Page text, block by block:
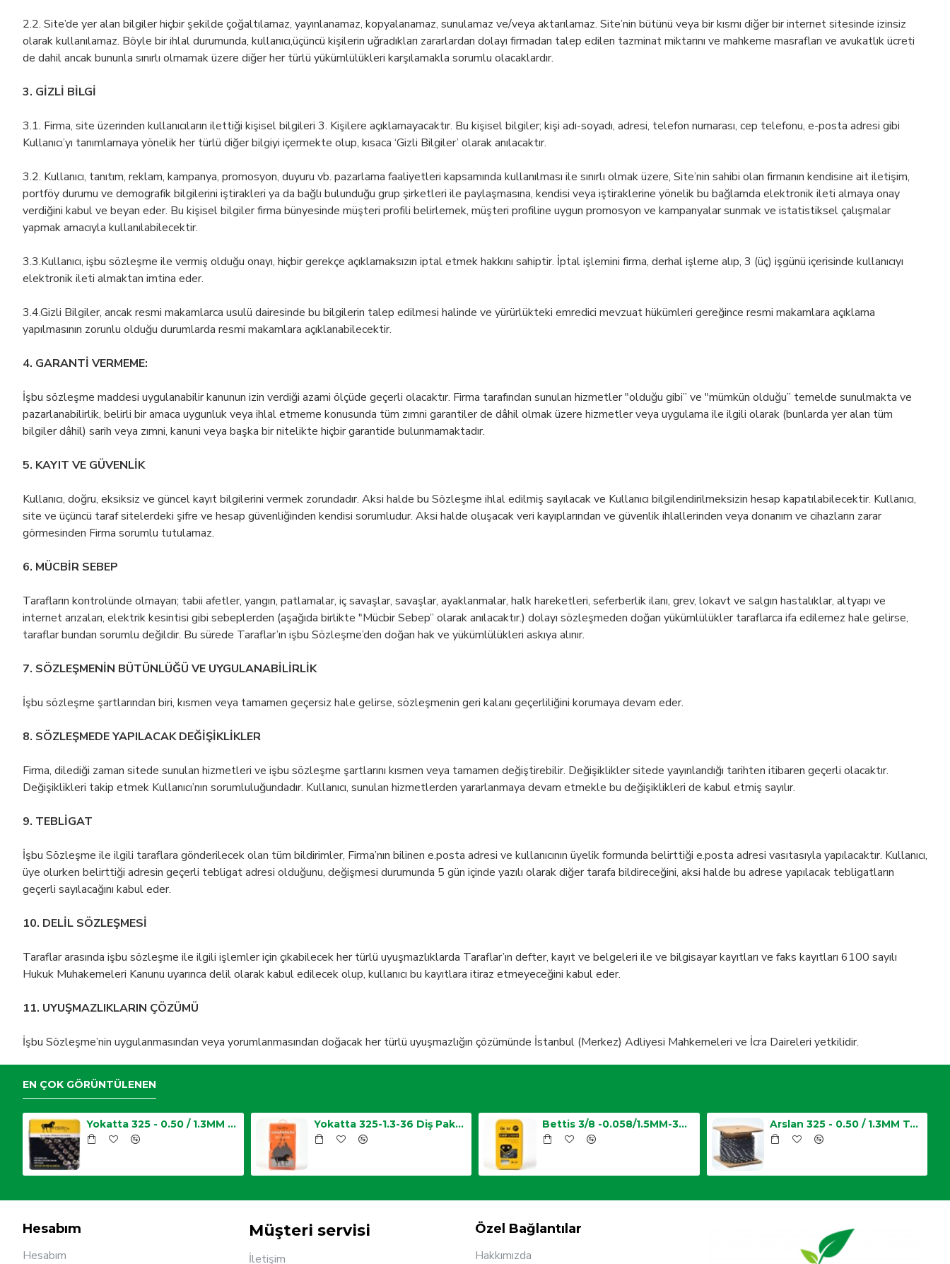
2.2. Site’de yer alan bilgiler hiçbir şekilde çoğaltılamaz, yayınlanamaz, kopyalanamaz, sunulamaz ve/veya aktarılamaz. Site’nin bütünü veya bir kısmı diğer bir internet sitesinde izinsiz
olarak kullanılamaz. Böyle bir ihlal durumunda, kullanıcı,üçüncü kişilerin uğradıkları zararlardan dolayı firmadan talep edilen tazminat miktarını ve mahkeme masrafları ve avukatlık ücreti
de dahil ancak bununla sınırlı olmamak üzere diğer her türlü yükümlülükleri karşılamakla sorumlu olacaklardır.
3. GİZLİ BİLGİ
3.1. Firma, site üzerinden kullanıcıların ilettiği kişisel bilgileri 3. Kişilere açıklamayacaktır. Bu kişisel bilgiler; kişi adı-soyadı, adresi, telefon numarası, cep telefonu, e-posta adresi gibi
Kullanıcı’yı tanımlamaya yönelik her türlü diğer bilgiyi içermekte olup, kısaca ‘Gizli Bilgiler’ olarak anılacaktır.
3.2. Kullanıcı, tanıtım, reklam, kampanya, promosyon, duyuru vb. pazarlama faaliyetleri kapsamında kullanılması ile sınırlı olmak üzere, Site’nin sahibi olan firmanın kendisine ait iletişim,
portföy durumu ve demografik bilgilerini iştirakleri ya da bağlı bulunduğu grup şirketleri ile paylaşmasına, kendisi veya iştiraklerine yönelik bu bağlamda elektronik ileti almaya onay
verdiğini kabul ve beyan eder. Bu kişisel bilgiler firma bünyesinde müşteri profili belirlemek, müşteri profiline uygun promosyon ve kampanyalar sunmak ve istatistiksel çalışmalar
yapmak amacıyla kullanılabilecektir.
3.3.Kullanıcı, işbu sözleşme ile vermiş olduğu onayı, hiçbir gerekçe açıklamaksızın iptal etmek hakkını sahiptir. İptal işlemini firma, derhal işleme alıp, 3 (üç) işgünü içerisinde kullanıcıyı
elektronik ileti almaktan imtina eder.
3.4.Gizli Bilgiler, ancak resmi makamlarca usulü dairesinde bu bilgilerin talep edilmesi halinde ve yürürlükteki emredici mevzuat hükümleri gereğince resmi makamlara açıklama
yapılmasının zorunlu olduğu durumlarda resmi makamlara açıklanabilecektir.
4. GARANTİ VERMEME:
İşbu sözleşme maddesi uygulanabilir kanunun izin verdiği azami ölçüde geçerli olacaktır. Firma tarafından sunulan hizmetler "olduğu gibi” ve "mümkün olduğu” temelde sunulmakta ve
pazarlanabilirlik, belirli bir amaca uygunluk veya ihlal etmeme konusunda tüm zımni garantiler de dâhil olmak üzere hizmetler veya uygulama ile ilgili olarak (bunlarda yer alan tüm
bilgiler dâhil) sarih veya zımni, kanuni veya başka bir nitelikte hiçbir garantide bulunmamaktadır.
5. KAYIT VE GÜVENLİK
Kullanıcı, doğru, eksiksiz ve güncel kayıt bilgilerini vermek zorundadır. Aksi halde bu Sözleşme ihlal edilmiş sayılacak ve Kullanıcı bilgilendirilmeksizin hesap kapatılabilecektir. Kullanıcı,
site ve üçüncü taraf sitelerdeki şifre ve hesap güvenliğinden kendisi sorumludur. Aksi halde oluşacak veri kayıplarından ve güvenlik ihlallerinden veya donanım ve cihazların zarar
görmesinden Firma sorumlu tutulamaz.
6. MÜCBİR SEBEP
Tarafların kontrolünde olmayan; tabii afetler, yangın, patlamalar, iç savaşlar, savaşlar, ayaklanmalar, halk hareketleri, seferberlik ilanı, grev, lokavt ve salgın hastalıklar, altyapı ve
internet arızaları, elektrik kesintisi gibi sebeplerden (aşağıda birlikte "Mücbir Sebep” olarak anılacaktır.) dolayı sözleşmeden doğan yükümlülükler taraflarca ifa edilemez hale gelirse,
taraflar bundan sorumlu değildir. Bu sürede Taraflar’ın işbu Sözleşme’den doğan hak ve yükümlülükleri askıya alınır.
7. SÖZLEŞMENİN BÜTÜNLÜĞÜ VE UYGULANABİLİRLİK
İşbu sözleşme şartlarından biri, kısmen veya tamamen geçersiz hale gelirse, sözleşmenin geri kalanı geçerliliğini korumaya devam eder.
8. SÖZLEŞMEDE YAPILACAK DEĞİŞİKLİKLER
Firma, dilediği zaman sitede sunulan hizmetleri ve işbu sözleşme şartlarını kısmen veya tamamen değiştirebilir. Değişiklikler sitede yayınlandığı tarihten itibaren geçerli olacaktır.
Değişiklikleri takip etmek Kullanıcı’nın sorumluluğundadır. Kullanıcı, sunulan hizmetlerden yararlanmaya devam etmekle bu değişiklikleri de kabul etmiş sayılır.
9. TEBLİGAT
İşbu Sözleşme ile ilgili taraflara gönderilecek olan tüm bildirimler, Firma’nın bilinen e.posta adresi ve kullanıcının üyelik formunda belirttiği e.posta adresi vasıtasıyla yapılacaktır. Kullanıcı,
üye olurken belirttiği adresin geçerli tebligat adresi olduğunu, değişmesi durumunda 5 gün içinde yazılı olarak diğer tarafa bildireceğini, aksi halde bu adrese yapılacak tebligatların
geçerli sayılacağını kabul eder.
10. DELİL SÖZLEŞMESİ
Taraflar arasında işbu sözleşme ile ilgili işlemler için çıkabilecek her türlü uyuşmazlıklarda Taraflar’ın defter, kayıt ve belgeleri ile ve bilgisayar kayıtları ve faks kayıtları 6100 sayılı
Hukuk Muhakemeleri Kanunu uyarınca delil olarak kabul edilecek olup, kullanıcı bu kayıtlara itiraz etmeyeceğini kabul eder.
11. UYUŞMAZLIKLARIN ÇÖZÜMÜ
İşbu Sözleşme’nin uygulanmasından veya yorumlanmasından doğacak her türlü uyuşmazlığın çözümünde İstanbul (Merkez) Adliyesi Mahkemeleri ve İcra Daireleri yetkilidir.
EN ÇOK GÖRÜNTÜLENEN
Yokatta 325 - 0.50 / 1.3MM Top Zincir Yokatta 325-1.3-36 Diş Paket Zincir Bettis 3/8 -0.058/1.5MM-34 Diş Testere Zinciri Arslan 325 - 0.50 / 1.3MM Top Zincir
Hesabım
Hesabım
Müşteri servisi
İletişim
Özel Bağlantılar
Hakkımızda